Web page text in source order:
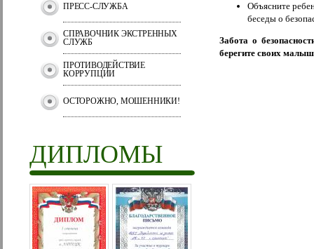
ПРЕСС-СЛУЖБА
СПРАВОЧНИК ЭКСТРЕННЫХ
СЛУЖБ
ПРОТИВОДЕЙСТВИЕ
КОРРУПЦИИ
ОСТОРОЖНО, МОШЕННИКИ!
ДИПЛОМЫ
Объясните
беседы о
Забота о
берегите своих